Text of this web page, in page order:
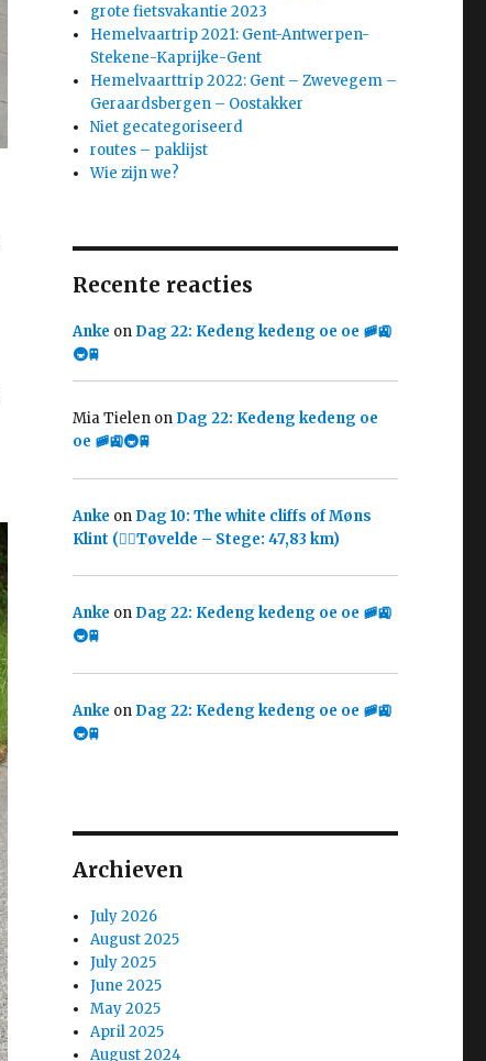
grote fietsvakantie 2023
Hemelvaartrip 2021: Gent-Antwerpen-
Stekene-Kaprijke-Gent
Hemelvaarttrip 2022: Gent – Zwevegem –
Geraardsbergen – Oostakker
Niet gecategoriseerd
routes – paklijst
Wie zijn we?
Recente reacties
Anke on Dag 22: Kedeng kedeng oe oe 🚞🚉
🚇🚆
Mia Tielenon Dag 22: Kedeng kedeng oe
oe 🚞🚉🚇🚆
Anke on Dag 10: The white cliffs of Møns
Klint (🚴‍♀️Tøvelde – Stege: 47,83 km)
Anke on Dag 22: Kedeng kedeng oe oe 🚞🚉
🚇🚆
Anke on Dag 22: Kedeng kedeng oe oe 🚞🚉
🚇🚆
Archieven
July 2026
August 2025
July 2025
June 2025
May 2025
April 2025
August 2024